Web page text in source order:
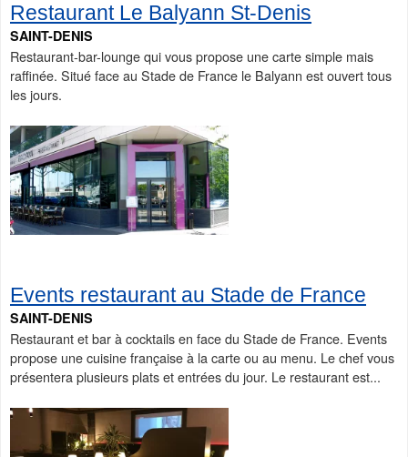
Restaurant Le Balyann St-Denis
SAINT-DENIS
Restaurant-bar-lounge qui vous propose une carte simple mais
raffinée. Situé face au Stade de France le Balyann est ouvert tous
les jours.
Events restaurant au Stade de France
SAINT-DENIS
Restaurant et bar à cocktails en face du Stade de France. Events
propose une cuisine française à la carte ou au menu. Le chef vous
présentera plusieurs plats et entrées du jour. Le restaurant est...